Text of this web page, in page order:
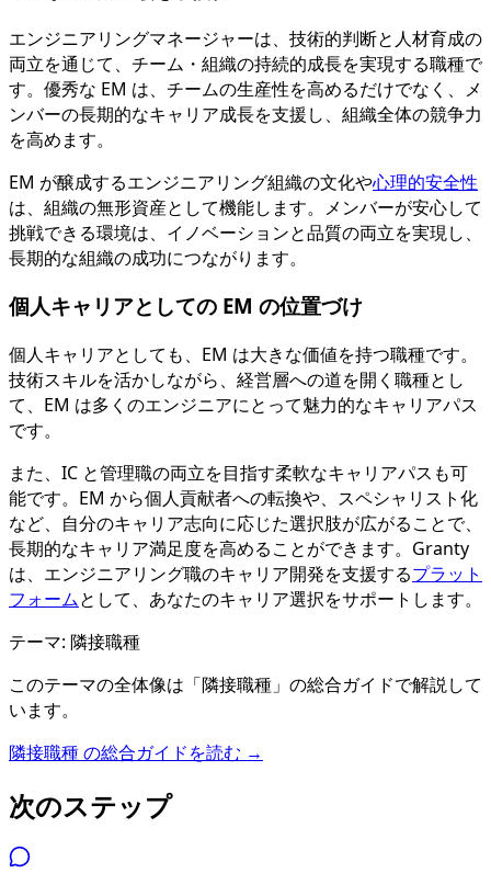
エンジニアリングマネージャーは、技術的判断と人材育成の
両立を通じて、チーム・組織の持続的成長を実現する職種で
す。優秀な EM は、チームの生産性を高めるだけでなく、メ
ンバーの長期的なキャリア成長を支援し、組織全体の競争力
を高めます。
EM が醸成するエンジニアリング組織の文化や心理的安全性
は、組織の無形資産として機能します。メンバーが安心して
挑戦できる環境は、イノベーションと品質の両立を実現し、
長期的な組織の成功につながります。
個人キャリアとしての EM の位置づけ
個人キャリアとしても、EM は大きな価値を持つ職種です。
技術スキルを活かしながら、経営層への道を開く職種とし
て、EM は多くのエンジニアにとって魅力的なキャリアパス
です。
また、IC と管理職の両立を目指す柔軟なキャリアパスも可
能です。EM から個人貢献者への転換や、スペシャリスト化
など、自分のキャリア志向に応じた選択肢が広がることで、
長期的なキャリア満足度を高めることができます。Granty
は、エンジニアリング職のキャリア開発を支援するプラット
フォームとして、あなたのキャリア選択をサポートします。
テーマ: 隣接職種
このテーマの全体像は「隣接職種 」の総合ガイドで解説して
います。
隣接職種の総合ガイドを読む →
次のステップ